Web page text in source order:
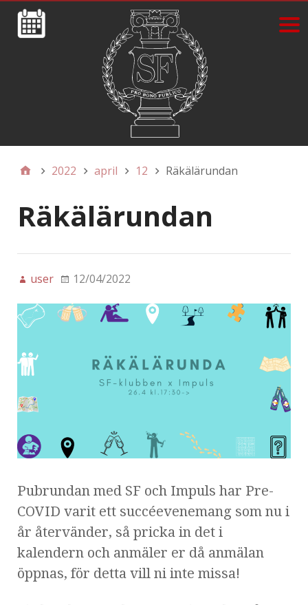
2022 april 12 Räkälärundan
Räkälärundan
user 12/04/2022
Pubrundan med SF och Impuls har Pre-
COVID varit ett succéevenemang som nu i
år återvänder, så pricka in det i
kalendern och anmäler er då anmälan
öppnas, för detta vill ni inte missa!